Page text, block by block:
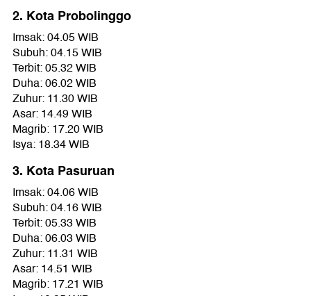
2. Kota Probolinggo
Imsak: 04.05 WIB
Subuh: 04.15 WIB
Terbit: 05.32 WIB
Duha: 06.02 WIB
Zuhur: 11.30 WIB
Asar: 14.49 WIB
Magrib: 17.20 WIB
Isya: 18.34 WIB
3. Kota Pasuruan
Imsak: 04.06 WIB
Subuh: 04.16 WIB
Terbit: 05.33 WIB
Duha: 06.03 WIB
Zuhur: 11.31 WIB
Asar: 14.51 WIB
Magrib: 17.21 WIB